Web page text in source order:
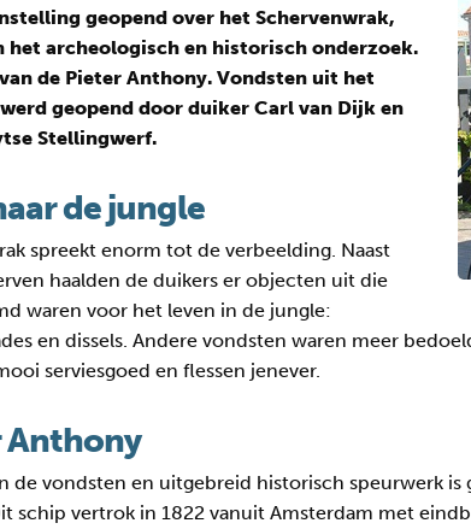
geopend over het Schervenwrak,
het archeologisch en historisch onderzoek.
de Pieter Anthony. Vondsten uit het
geopend door duiker Carl van Dijk en
Stellingwerf.
de jungle
spreekt enorm tot de verbeelding. Naast
haalden de duikers er objecten uit die
waren voor het leven in de jungle:
en dissels. Andere vondsten waren meer
serviesgoed en flessen jenever.
Anthony
de vondsten en uitgebreid historisch speurwerk
schip vertrok in 1822 vanuit Amsterdam met